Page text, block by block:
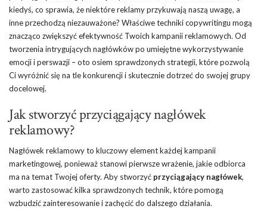
kiedyś, co sprawia, że niektóre reklamy przykuwają naszą uwagę, a
inne przechodzą niezauważone? Właściwe techniki copywritingu mogą
znacząco zwiększyć efektywność Twoich kampanii reklamowych. Od
tworzenia intrygujących nagłówków po umiejętne wykorzystywanie
emocji i perswazji – oto osiem sprawdzonych strategii, które pozwolą
Ci wyróżnić się na tle konkurencji i skutecznie dotrzeć do swojej grupy
docelowej.
Jak stworzyć przyciągający nagłówek
reklamowy?
Nagłówek reklamowy to kluczowy element każdej kampanii
marketingowej, ponieważ stanowi pierwsze wrażenie, jakie odbiorca
ma na temat Twojej oferty. Aby stworzyć przyciągający nagłówek,
warto zastosować kilka sprawdzonych technik, które pomogą
wzbudzić zainteresowanie i zachęcić do dalszego działania.